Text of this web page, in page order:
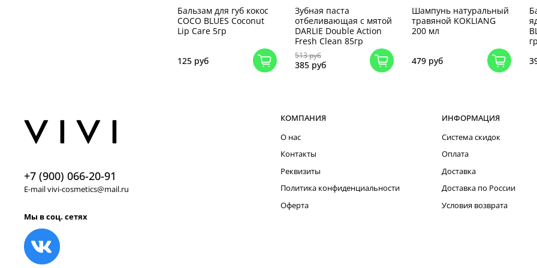
Бальзам для губ кокос
COCO BLUES Coconut
Lip Care 5гр
125 руб
Зубная паста
отбеливающая с мятой
DARLIE Double Action
Fresh Clean 85гр
513 руб
385 руб
Шампунь натуральный
травяной KOKLIANG
200 мл
479 руб
гр
КОМПАНИЯ
О нас
Контакты
Реквизиты
Политика конфиденциальности
Оферта
ИНФОРМАЦИЯ
Система скидок
Оплата
Доставка
Доставка по России
Условия возврата
+7 (900) 066-20-91
E-mail vivi-cosmetics@mail.ru
Мы в соц. сетях